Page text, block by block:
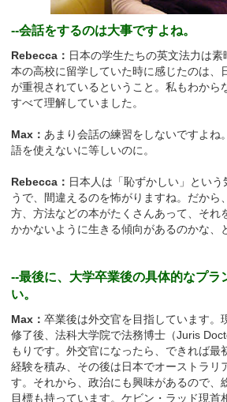
--会話をするのは大事ですよね。
Rebecca： 日本の学生たちの英文法力は
本の高校に留学していた時に感じたのは、
が重視されているということ。私もわから
すべて理解していました。
Max： あまり会話の練習をしないですよね
語を使えないに等しいのに。
Rebecca： 日本人は「恥ずかしい」という
うで、間違えるのを怖がりますね。だから
方、方法などの本がたくさんあって、それ
かかないように生きる傾向があるのかな、
--最後に、大学卒業後の具体的なプラ
い。
Max： 卒業後は外交官を目指しています。
修了後、法科大学院で法務博士（Juris
もりです。外交官になったら、できれば最
経験を積み、その後は日本でオーストラリ
す。それから、政治にも興味があるので、
目標も持っています。ケビン・ラッド現首